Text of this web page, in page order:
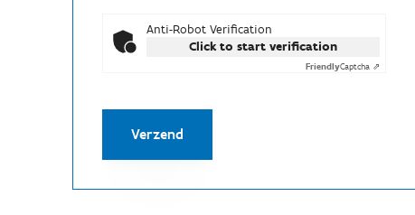
Anti-Robot Verification
Click to start verification
FriendlyCaptcha ⇗
Verzend